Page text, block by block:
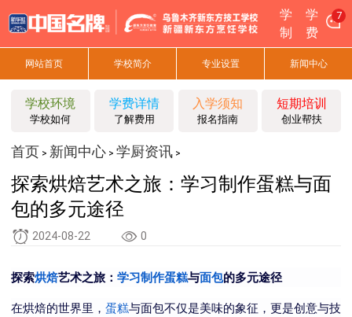
学
制
学
费
7
网站首页 学校简介 专业设置 新闻中心
学校环境
学校如何
学费详情
了解费用
入学须知
报名指南
短期培训
创业帮扶
首页 > 新闻中心> 学厨资讯>
探索烘焙艺术之旅：学习制作蛋糕与面
包的多元途径
2024-08-22 0
探索烘焙艺术之旅： 学习制作蛋糕与面包的多元途径
在烘焙的世界里， 蛋糕与面包不仅是美味的象征，更是创意与技